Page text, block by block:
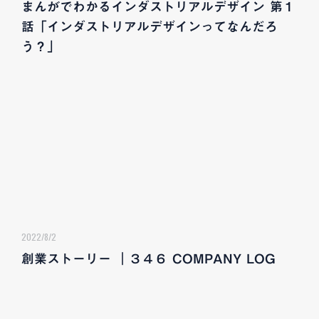
まんがでわかるインダストリアルデザイン 第１
話「インダストリアルデザインってなんだろ
う？」
2022/8/2
創業ストーリー ｜３４６ COMPANY LOG